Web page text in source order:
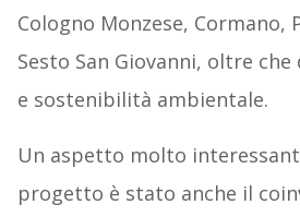
Cologno Monzese, Cormano,
Sesto San Giovanni, oltre
e sostenibilità ambientale.
Un aspetto molto
progetto è stato anche il